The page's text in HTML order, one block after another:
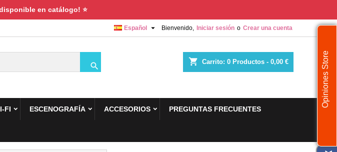
en catálogo! ⭐
Bienvenido, Iniciar sesión o Crear una cuenta
Español 
shopping_cart Carrito: 0 Productos - 0,00 €

FI ESCENOGRAFÍA ACCESORIOS PREGUNTAS FRECUENTES
Opiniones Store